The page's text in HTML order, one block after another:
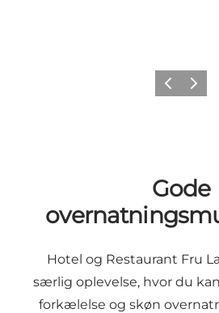
ForrigeNæste
Gode
Hotel og Restaurant Fru
særlig oplevelse, hvor du
forkælelse og skøn